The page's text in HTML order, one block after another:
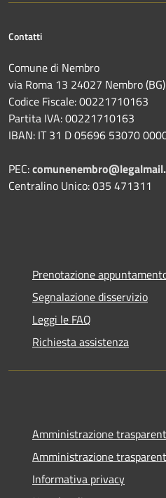
Contatti
Comune di Nembro
via Roma 13 24027 Nembro (BG)
Codice Fiscale: 00221710163
Partita IVA: 00221710163
IBAN: IT 31 D 05696 53070
PEC:
Centralino Unico: 035 471311
Prenotazione
Segnalazione disservizio
Leggi le FAQ
Richiesta assistenza
Amministrazione
Amministrazione
Informativa privacy